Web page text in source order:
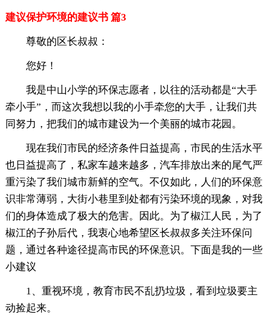
建议保护环境的建议书 篇3
尊敬的区长叔叔：
您好！
我是中山小学的环保志愿者，以往的活动都是“大手
牵小手”，而这次我想以我的小手牵您的大手，让我们共
同努力，把我们的城市建设为一个美丽的城市花园。
现在我们市民的经济条件日益提高，市民的生活水平
也日益提高了，私家车越来越多，汽车排放出来的尾气严
重污染了我们城市新鲜的空气。不仅如此，人们的环保意
识非常薄弱，大街小巷里到处都有污染环境的现象，对我
们的身体造成了极大的危害。因此。为了椒江人民，为了
椒江的子孙后代，我衷心地希望区长叔叔多关注环保问
题，通过各种途径提高市民的环保意识。下面是我的一些
小建议
1、重视环境，教育市民不乱扔垃圾，看到垃圾要主
动捡起来。